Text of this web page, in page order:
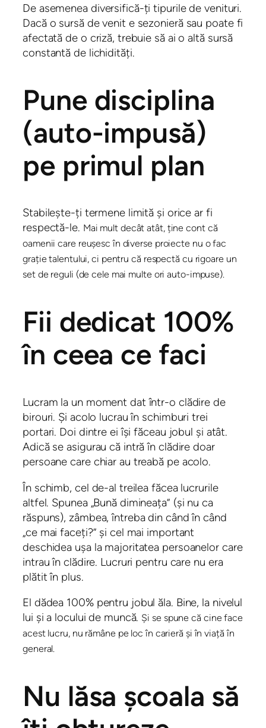
De asemenea diversifică-ți tipurile de venituri.
Dacă o sursă de venit e sezonieră sau poate fi
afectată de o criză, trebuie să ai o altă sursă
constantă de lichidități.
Pune disciplina
(auto-impusă)
pe primul plan
Stabilește-ți termene limită și orice ar fi
respectă-le. Mai mult decât atât, ține cont că
oamenii care reușesc în diverse proiecte nu o fac
grație talentului, ci pentru că respectă cu rigoare un
set de reguli (de cele mai multe ori auto-impuse).
Fii dedicat 100%
în ceea ce faci
Lucram la un moment dat într-o clădire de
birouri. Și acolo lucrau în schimburi trei
portari. Doi dintre ei își făceau jobul și atât.
Adică se asigurau că intră în clădire doar
persoane care chiar au treabă pe acolo.
În schimb, cel de-al treilea făcea lucrurile
altfel. Spunea „Bună dimineața” (și nu ca
răspuns), zâmbea, întreba din când în când
„ce mai faceți?” și cel mai important
deschidea ușa la majoritatea persoanelor care
intrau în clădire. Lucruri pentru care nu era
plătit în plus.
El dădea 100% pentru jobul ăla. Bine, la nivelul
lui și a locului de muncă. Și se spune că cine face
acest lucru, nu rămâne pe loc în carieră și în viață în
general.
Nu lăsa școala să